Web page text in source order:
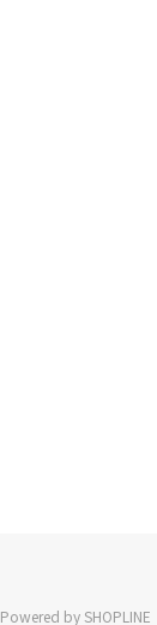
Powered by SHOPLINE